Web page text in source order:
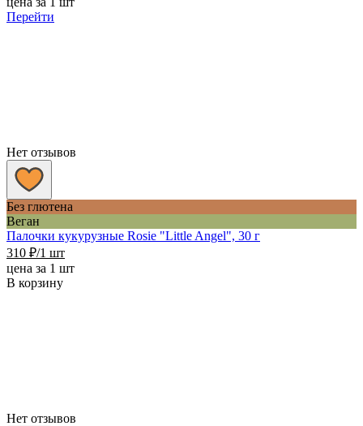
Перейти
Нет отзывов
Без глютена
Веган
Палочки кукурузные Rosie "Little Angel", 30 г
310 ₽/1 шт
цена за 1 шт
В корзину
Нет отзывов